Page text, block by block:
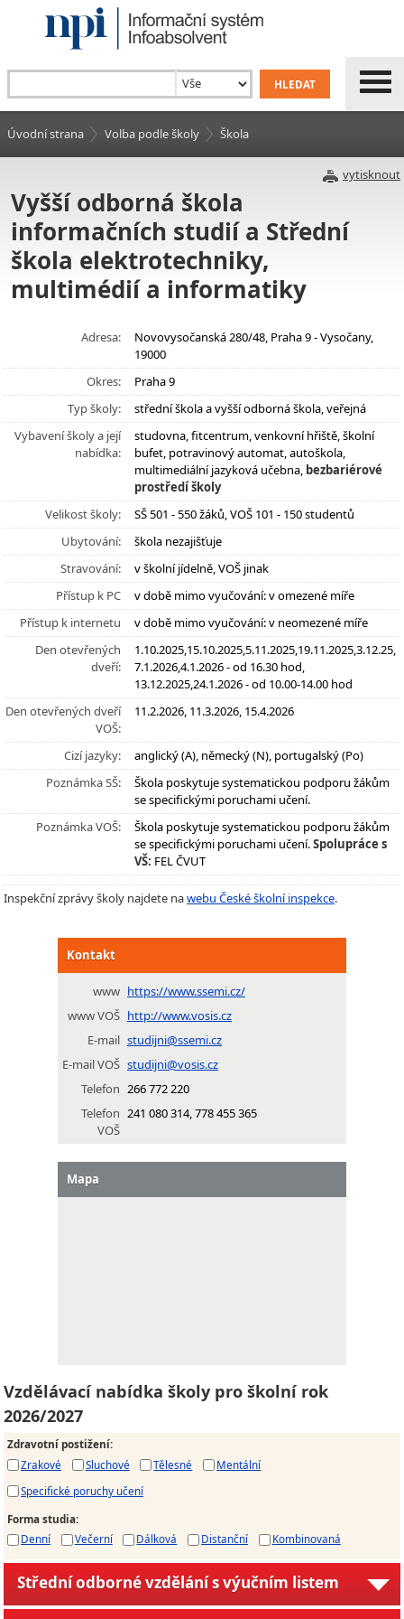
Úvodní strana Volba podle školy Škola
vytisknout
Vyšší odborná škola
informačních studií a Střední
škola elektrotechniky,
multimédií a informatiky
Adresa:
Novovysočanská 280/48, Praha 9 - Vysočany,
19000
Okres:
Praha 9
Typ školy:
střední škola a vyšší odborná škola, veřejná
Vybavení školy a její
nabídka:
studovna, fitcentrum, venkovní hřiště, školní
bufet, potravinový automat, autoškola,
multimediální jazyková učebna, bezbariérové
prostředí školy
Velikost školy:
SŠ 501 - 550 žáků, VOŠ 101 - 150 studentů
Ubytování:
škola nezajišťuje
Stravování:
v školní jídelně, VOŠ jinak
Přístup k PC
v době mimo vyučování: v omezené míře
Přístup k internetu
v době mimo vyučování: v neomezené míře
Den otevřených
dveří:
1.10.2025,15.10.2025,5.11.2025,19.11.2025,3.12.25,
7.1.2026,4.1.2026 - od 16.30 hod,
13.12.2025,24.1.2026 - od 10.00-14.00 hod
Den otevřených dveří
VOŠ:
11.2.2026, 11.3.2026, 15.4.2026
Cizí jazyky:
anglický (A), německý (N), portugalský (Po)
Poznámka SŠ:
Škola poskytuje systematickou podporu žákům
se specifickými poruchami učení.
Poznámka VOŠ:
Škola poskytuje systematickou podporu žákům
se specifickými poruchami učení.Spolupráce s
VŠ: FEL ČVUT
Inspekční zprávy školy najdete nawebu České školní inspekce.
Kontakt
www https://www.ssemi.cz/
www VOŠ http://www.vosis.cz
E-mail studijni@ssemi.cz
E-mail VOŠ studijni@vosis.cz
Telefon 266 772 220
Telefon
VOŠ
241 080 314, 778 455 365
Mapa
Vzdělávací nabídka školy pro školní rok
2026/2027
Zdravotní postižení:
Zrakové
Sluchové Tělesné
Mentální
Specifické poruchy učení
Forma studia:
Denní
Večerní Dálková Distanční Kombinovaná
Střední odborné vzdělání s výučním listem